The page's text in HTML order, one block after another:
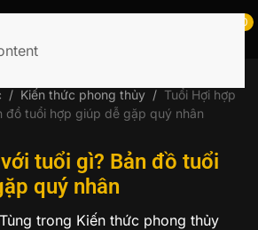
0
Kiến thức phong thủy
Tuổi Hợi hợp
đồ tuổi hợp giúp dễ gặp quý nhân
tuổi gì? Bản đồ tuổi
quý nhân
trong Kiến thức phong thủy